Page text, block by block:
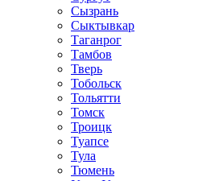
Сызрань
Сыктывкар
Таганрог
Тамбов
Тверь
Тобольск
Тольятти
Томск
Троицк
Туапсе
Тула
Тюмень